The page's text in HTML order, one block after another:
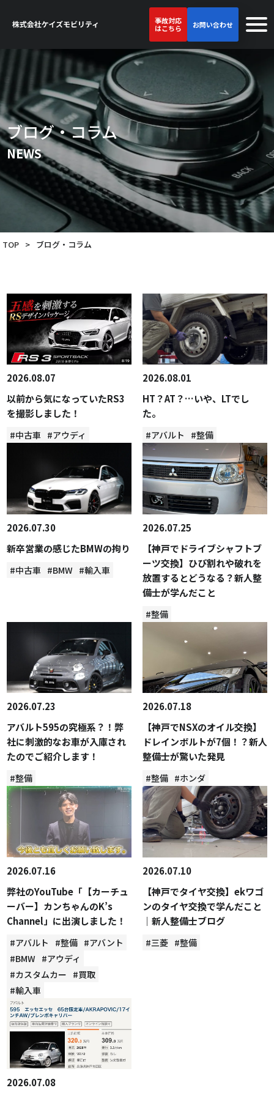
事故対応
はこちら
お問い合わせ
ブログ・コラム
NEWS
TOP > ブログ・コラム
2026.08.07
以前から気になっていたRS3
を撮影しました！
#中古車 #アウディ
2026.08.01
HT？AT？…いや、LTでし
た。
#アバルト #整備
2026.07.30
新卒営業の感じたBMWの拘り
#中古車 #BMW #輸入車
2026.07.25
【神戸でドライブシャフトブ
ーツ交換】ひび割れや破れを
放置するとどうなる？新人整
備士が学んだこと
#整備
2026.07.23
アバルト595の究極系？！弊
社に刺激的なお車が入庫され
たのでご紹介します！
#整備
2026.07.18
【神戸でNSXのオイル交換】
ドレインボルトが7個！？新人
整備士が驚いた発見
#整備 #ホンダ
2026.07.16
弊社のYouTube「【カーチュ
ーバー】カンちゃんのK’s
Channel」に出演しました！
#アバルト #整備 #アバント
#BMW #アウディ
#カスタムカー #買取
#輸入車
2026.07.10
【神戸でタイヤ交換】ekワゴ
ンのタイヤ交換で学んだこと
｜新人整備士ブログ
#三菱 #整備
2026.07.08